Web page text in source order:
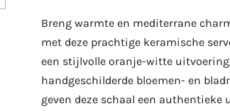
Breng warmte en mediterrane
met deze prachtige keramische
een stijlvolle oranje-witte
handgeschilderde bloemen- en
geven deze schaal een authentieke